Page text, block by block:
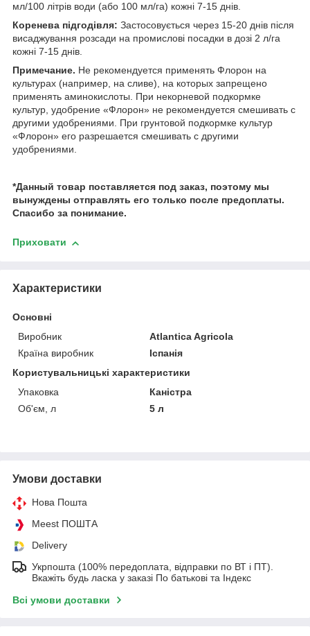
мл/100 літрів води (або 100 мл/га) кожні 7-15 днів.
Коренева підгодівля: Застосовується через 15-20 днів після
висаджування розсади на промислові посадки в дозі 2 л/га
кожні 7-15 днів.
Примечание. Не рекомендуется применять Флорон на
культурах (например, на сливе), на которых запрещено
применять аминокислоты. При некорневой подкормке
культур, удобрение «Флорон» не рекомендуется смешивать с
другими удобрениями. При грунтовой подкормке культур
«Флорон» его разрешается смешивать с другими
удобрениями.
*Данный товар поставляется под заказ, поэтому мы
вынуждены отправлять его только после предоплаты.
Спасибо за понимание.
Приховати
Характеристики
Основні
Виробник
Atlantica Agricola
Країна виробник
Іспанія
Користувальницькі характеристики
Упаковка
Каністра
Об'єм, л
5 л
Умови доставки
Нова Пошта
Meest ПОШТА
Delivery
Укрпошта (100% передоплата, відправки по ВТ і ПТ).
Вкажіть будь ласка у заказі По батькові та Індекс
Всі умови доставки